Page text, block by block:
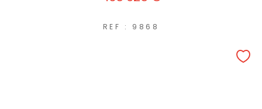
REF : 9868